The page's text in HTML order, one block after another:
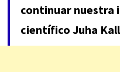
continuar nuestra
científico Juha